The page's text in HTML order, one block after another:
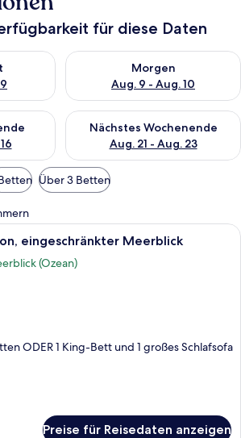
für diese Daten
für heute Nacht, Aug. 8 - Aug. 9.
Morgen
Aug. 9 - Aug. 10
Überprüfe die Verfügbarkeit
für dieses Wochenende, Aug. 14
Nächstes Wochenende
Aug. 21 - Aug. 23
Überprüfe die Verfügbarkeit
Über 3 Betten
Ein Balkon mit Blick auf den Ozean,
eingeschränkter Meerblick
(Ozean)
ODER 1 King-Bett und 1 großes Schlafsofa
Preise für Reisedaten anzeigen